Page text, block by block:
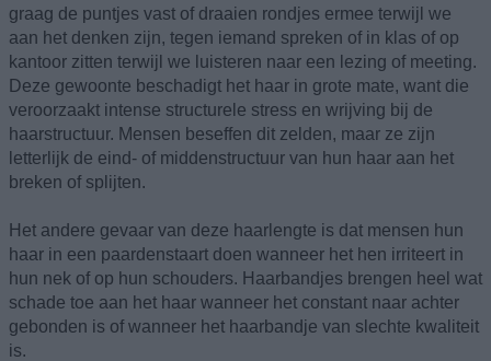
graag de puntjes vast of draaien rondjes ermee terwijl we
aan het denken zijn, tegen iemand spreken of in klas of op
kantoor zitten terwijl we luisteren naar een lezing of meeting.
Deze gewoonte beschadigt het haar in grote mate, want die
veroorzaakt intense structurele stress en wrijving bij de
haarstructuur. Mensen beseffen dit zelden, maar ze zijn
letterlijk de eind- of middenstructuur van hun haar aan het
breken of splijten.
Het andere gevaar van deze haarlengte is dat mensen hun
haar in een paardenstaart doen wanneer het hen irriteert in
hun nek of op hun schouders. Haarbandjes brengen heel wat
schade toe aan het haar wanneer het constant naar achter
gebonden is of wanneer het haarbandje van slechte kwaliteit
is.